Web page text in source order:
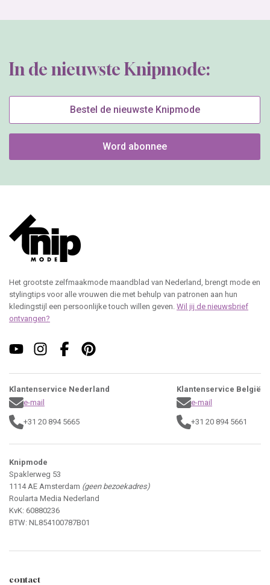
In de nieuwste Knipmode:
Bestel de nieuwste Knipmode
Word abonnee
Het grootste zelfmaakmode maandblad van Nederland, brengt mode en
stylingtips voor alle vrouwen die met behulp van patronen aan hun
kledingstijl een persoonlijke touch willen geven. Wil jij de nieuwsbrief
ontvangen?
Klantenservice Nederland
e-mail
+31 20 894 5665
Klantenservice België
e-mail
+31 20 894 5661
Knipmode
Spaklerweg 53
1114 AE Amsterdam (geen bezoekadres)
Roularta Media Nederland
KvK: 60880236
BTW: NL854100787B01
contact